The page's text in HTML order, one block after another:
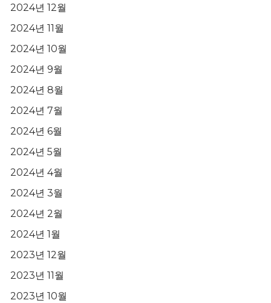
2024년 12월
2024년 11월
2024년 10월
2024년 9월
2024년 8월
2024년 7월
2024년 6월
2024년 5월
2024년 4월
2024년 3월
2024년 2월
2024년 1월
2023년 12월
2023년 11월
2023년 10월